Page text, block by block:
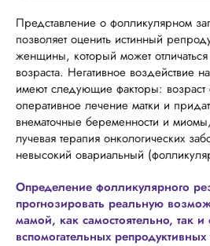
Представление о фолликулярном
позволяет оценить истинный
женщины, который может отличаться
возраста. Негативное воздействие
имеют следующие факторы: возраст
оперативное лечение матки и
внематочные беременности и
лучевая терапия онкологических
невысокий овариальный
Определение фолликулярного
прогнозировать реальную
мамой, как самостоятельно, так
вспомогательных